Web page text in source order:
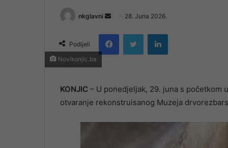
nkglavni
Send
email
28. Juna 2026.
Podijeli
FacebookTwitter LinkedIn
Novikonjic.ba
KONJIC – U ponedjeljak, 29. juna s početkom
otvaranje rekonstruisanog Muzeja